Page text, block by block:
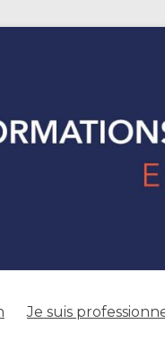
Je suis